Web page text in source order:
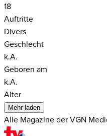
18
Auftritte
Divers
Geschlecht
k.A.
Geboren am
k.A.
Alter
Mehr laden
Alle Magazine der VGN